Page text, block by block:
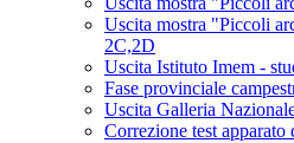
Uscita mostra "Piccoli
2C,2D
Uscita Istituto Imem -
Fase provinciale
Uscita Galleria
Correzione test apparato